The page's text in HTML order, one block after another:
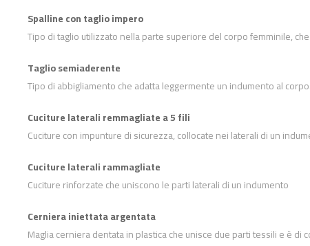
Spalline con taglio impero
Tipo di taglio utilizzato nella parte superiore del corpo femminile,
Taglio semiaderente
Tipo di abbigliamento che adatta leggermente un indumento al corpo.
Cuciture laterali remmagliate a 5 fili
Cuciture con impunture di sicurezza, collocate nei laterali di un
Cuciture laterali rammagliate
Cuciture rinforzate che uniscono le parti laterali di un indumento
Cerniera iniettata argentata
Maglia cerniera dentata in plastica che unisce due parti tessili e è di